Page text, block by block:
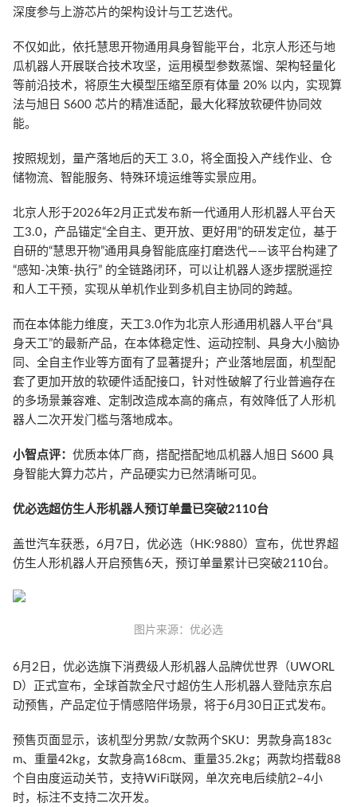
深度参与上游芯片的架构设计与工艺迭代。
不仅如此，依托慧思开物通用具身智能平台，北京人形还与地
瓜机器人开展联合技术攻坚，运用模型参数蒸馏、架构轻量化
等前沿技术，将原生大模型压缩至原有体量 20% 以内，实现算
法与旭日 S600 芯片的精准适配，最大化释放软硬件协同效
能。
按照规划，量产落地后的天工 3.0，将全面投入产线作业、仓
储物流、智能服务、特殊环境运维等实景应用。
北京人形于2026年2月正式发布新一代通用人形机器人平台天
工3.0，产品锚定“全自主、更开放、更好用”的研发定位，基于
自研的“慧思开物”通用具身智能底座打磨迭代——该平台构建了
“感知-决策-执行” 的全链路闭环，可以让机器人逐步摆脱遥控
和人工干预，实现从单机作业到多机自主协同的跨越。
而在本体能力维度，天工3.0作为北京人形通用机器人平台“具
身天工”的最新产品，在本体稳定性、运动控制、具身大小脑协
同、全自主作业等方面有了显著提升；产业落地层面，机型配
套了更加开放的软硬件适配接口，针对性破解了行业普遍存在
的多场景兼容难、定制改造成本高的痛点，有效降低了人形机
器人二次开发门槛与落地成本。
小智点评：优质本体厂商，搭配搭配地瓜机器人旭日 S600 具
身智能大算力芯片，产品硬实力已然清晰可见。
优必选超仿生人形机器人预订单量已突破2110台
盖世汽车获悉，6月7日，优必选（HK:9880）宣布，优世界超
仿生人形机器人开启预售6天，预订单量累计已突破2110台。
图片来源：优必选
6月2日，优必选旗下消费级人形机器人品牌优世界（UWORL
D）正式宣布，全球首款全尺寸超仿生人形机器人登陆京东启
动预售，产品定位于情感陪伴场景，将于6月30日正式发布。
预售页面显示，该机型分男款/女款两个SKU：男款身高183c
m、重量42kg，女款身高168cm、重量35.2kg；两款均搭载88
个自由度运动关节，支持WiFi联网，单次充电后续航2–4小
时，标注不支持二次开发。